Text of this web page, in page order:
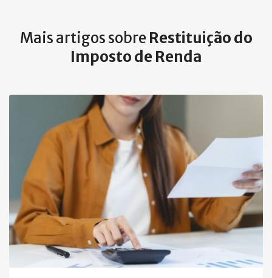
Mais artigos sobre Restituição do
Imposto de Renda